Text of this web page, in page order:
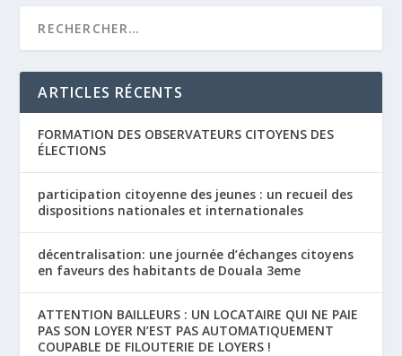
ARTICLES RÉCENTS
FORMATION DES OBSERVATEURS CITOYENS DES
ÉLECTIONS
participation citoyenne des jeunes : un recueil des
dispositions nationales et internationales
décentralisation: une journée d’échanges citoyens
en faveurs des habitants de Douala 3eme
ATTENTION BAILLEURS : UN LOCATAIRE QUI NE PAIE
PAS SON LOYER N’EST PAS AUTOMATIQUEMENT
COUPABLE DE FILOUTERIE DE LOYERS !